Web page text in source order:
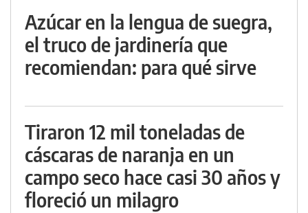
Azúcar en la lengua de suegra,
el truco de jardinería que
recomiendan: para qué sirve
Tiraron 12 mil toneladas de
cáscaras de naranja en un
campo seco hace casi 30 años y
floreció un milagro